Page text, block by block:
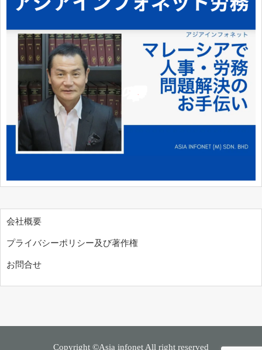
会社概要
プライバシーポリシー及び著作権
お問合せ
Copyright ©Asia infonet All right reserved